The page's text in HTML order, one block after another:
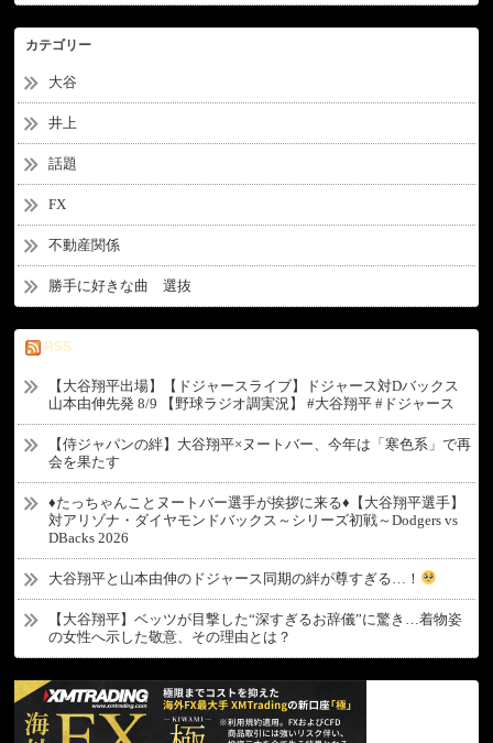
カテゴリー
大谷
井上
話題
FX
不動産関係
勝手に好きな曲 選抜
RSS
【大谷翔平出場】【ドジャースライブ】ドジャース対Dバックス
山本由伸先発 8/9 【野球ラジオ調実況】 #大谷翔平 #ドジャース
【侍ジャパンの絆】大谷翔平×ヌートバー、今年は「寒色系」で再
会を果たす
♦たっちゃんことヌートバー選手が挨拶に来る♦【大谷翔平選手】
対アリゾナ・ダイヤモンドバックス～シリーズ初戦～Dodgers vs
DBacks 2026
大谷翔平と山本由伸のドジャース同期の絆が尊すぎる…！
【大谷翔平】ベッツが目撃した“深すぎるお辞儀”に驚き…着物姿
の女性へ示した敬意、その理由とは？